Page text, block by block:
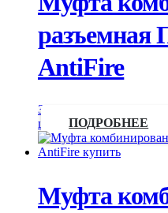
разъемная
AntiFire
Запросить
цену
ПОДРОБНЕЕ
Муфта